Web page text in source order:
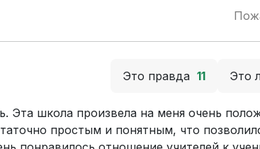
Это правда 11 Это
Эта школа произвела на меня очень
простым и понятным, что